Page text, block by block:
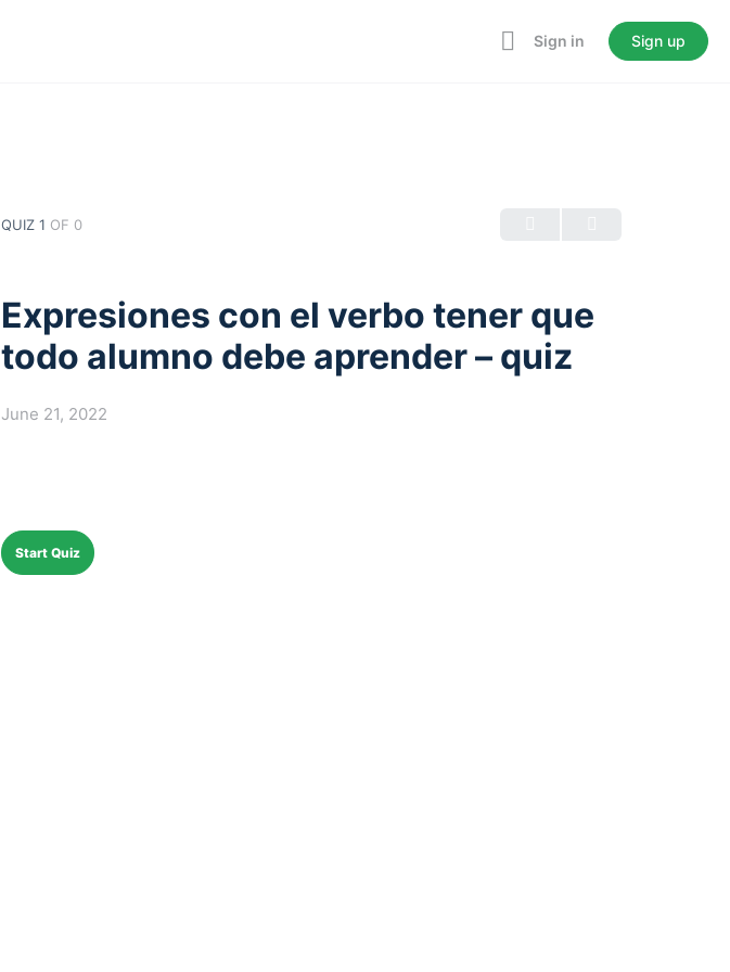
Sign in Sign up
QUIZ 1 OF 0
Expresiones con el verbo tener que
todo alumno debe aprender – quiz
June 21, 2022